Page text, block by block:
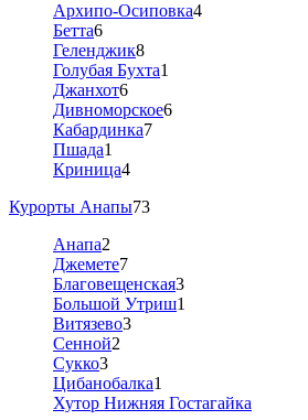
Архипо-Осиповка4
Бетта6
Геленджик8
Голубая Бухта1
Джанхот6
Дивноморское6
Кабардинка7
Пшада1
Криница4
Курорты Анапы73
Анапа2
Джемете7
Благовещенская3
Большой Утриш1
Витязево3
Сенной2
Сукко3
Цибанобалка1
Хутор Нижняя Гостагайка